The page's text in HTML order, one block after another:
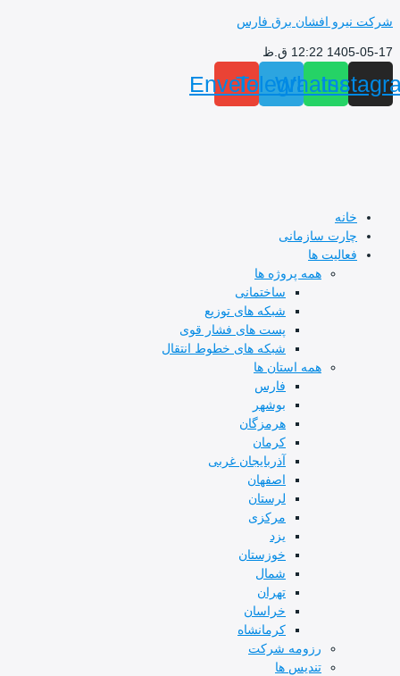
پرش
محتوا
شرکت نیرو افشان برق فارس
1405-05-17 12:22 ق.ظ
Whatsapp
Telegram
Envelope
خانه
چارت سازمانی
فعالیت ها
همه پروژه ها
ساختمانی
شبکه های توزیع
پست های فشار قوی
شبکه های خطوط انتقال
همه استان ها
فارس
بوشهر
هرمزگان
کرمان
آذربایجان غربی
اصفهان
لرستان
مرکزی
یزد
خوزستان
شمال
تهران
خراسان
کرمانشاه
رزومه شرکت
تندیس ها